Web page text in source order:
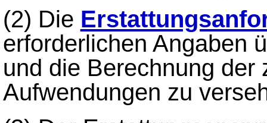
(2) Die
erforderlichen Angaben
und die Berechnung der
Aufwendungen zu